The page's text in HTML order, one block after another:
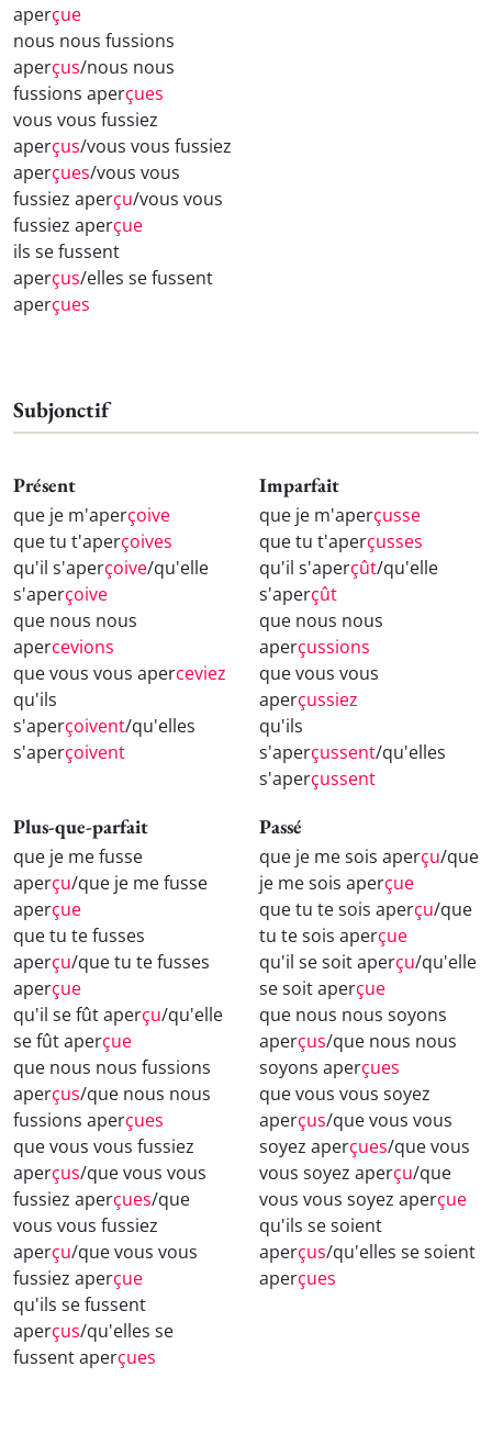
aperçue
nous nous fussions
aperçus/nous nous
fussions aperçues
vous vous fussiez
aperçus/vous vous fussiez
aperçues/vous vous
fussiez aperçu/vous vous
fussiez aperçue
ils se fussent
aperçus/elles se fussent
aperçues
Subjonctif
Présent
que je m'aperçoive
que tu t'aperçoives
qu'il s'aperçoive/qu'elle
s'aperçoive
que nous nous
apercevions
que vous vous aperceviez
qu'ils
s'aperçoivent/qu'elles
s'aperçoivent
Imparfait
que je m'aperçusse
que tu t'aperçusses
qu'il s'aperçût/qu'elle
s'aperçût
que nous nous
aperçussions
que vous vous
aperçussiez
qu'ils
s'aperçussent/qu'elles
s'aperçussent
Plus-que-parfait
que je me fusse
aperçu/que je me fusse
aperçue
que tu te fusses
aperçu/que tu te fusses
aperçue
qu'il se fût aperçu/qu'elle
se fût aperçue
que nous nous fussions
aperçus/que nous nous
fussions aperçues
que vous vous fussiez
aperçus/que vous vous
fussiez aperçues/que
vous vous fussiez
aperçu/que vous vous
fussiez aperçue
qu'ils se fussent
aperçus/qu'elles se
fussent aperçues
Passé
que je me sois aperçu/que
je me sois aperçue
que tu te sois aperçu/que
tu te sois aperçue
qu'il se soit aperçu/qu'elle
se soit aperçue
que nous nous soyons
aperçus/que nous nous
soyons aperçues
que vous vous soyez
aperçus/que vous vous
soyez aperçues/que vous
vous soyez aperçu/que
vous vous soyez aperçue
qu'ils se soient
aperçus/qu'elles se soient
aperçues